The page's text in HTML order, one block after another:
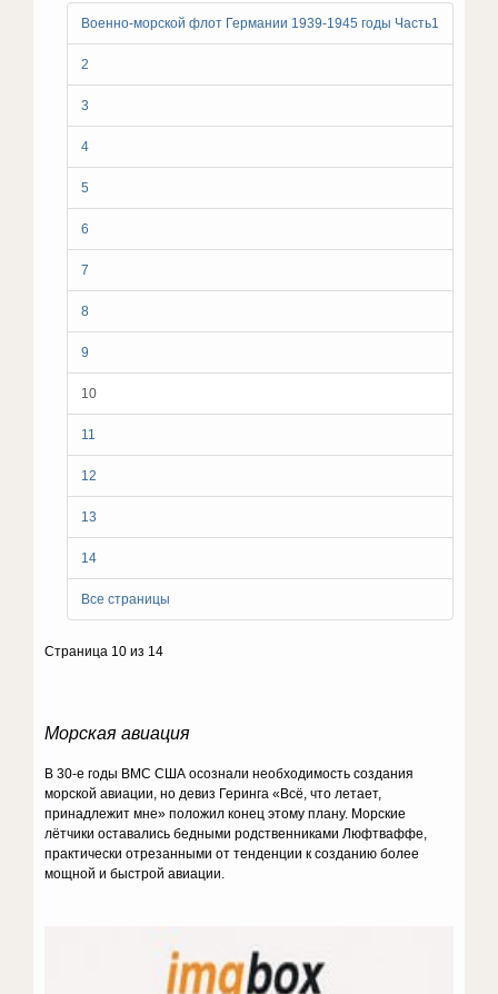
Военно-морской флот Германии 1939-1945 годы Часть1
2
3
4
5
6
7
8
9
10
11
12
13
14
Все страницы
Страница 10 из 14
Морская авиация
В 30-е годы ВМС США осознали необходимость создания
морской авиации, но девиз Геринга «Всё, что летает,
принадлежит мне» положил конец этому плану. Морские
лётчики оставались бедными родственниками Люфтваффе,
практически отрезанными от тенденции к созданию более
мощной и быстрой авиации.